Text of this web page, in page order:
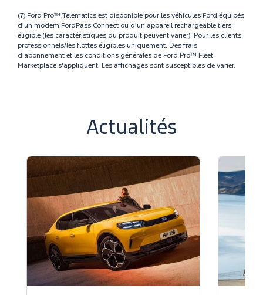
(7) Ford Pro™ Telematics est disponible pour les véhicules Ford équipés
d'un modem FordPass Connect ou d'un appareil rechargeable tiers
éligible (les caractéristiques du produit peuvent varier). Pour les clients
professionnels/les flottes éligibles uniquement. Des frais
d'abonnement et les conditions générales de Ford Pro™ Fleet
Marketplace s'appliquent. Les affichages sont susceptibles de varier.
Actualités